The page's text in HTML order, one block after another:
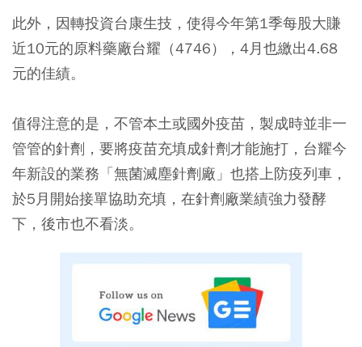
此外，因轉投資台康生技，使得今年第1季每股大賺
近10元的原料藥廠台耀（4746），4月也繳出4.68
元的佳績。
值得注意的是，不管本土或國外疫苗，製成時並非一
管管的針劑，要將疫苗充填成針劑才能施打，台耀今
年新設的業務「無菌滅塵針劑廠」也搭上防疫列車，
於5月開始接單協助充填，在針劑廠業績強力發酵
下，後市也不看淡。